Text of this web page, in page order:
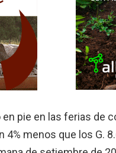
pie en las ferias de
4% menos que los G.